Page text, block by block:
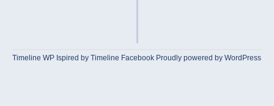
Timeline WP Ispired byTimeline Facebook Proudly powered by WordPress